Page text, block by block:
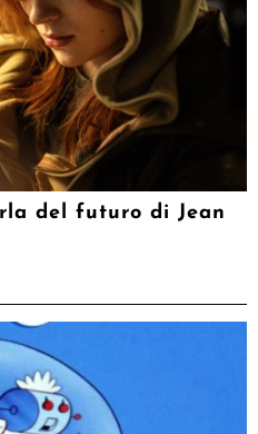
del futuro di Jean